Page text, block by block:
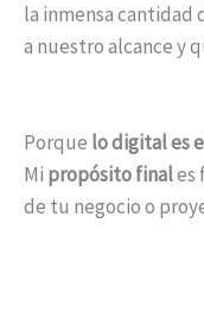
la inmensa cantidad
a nuestro alcance y
Porque lo digital es
Mi propósito finales
de tu negocio o